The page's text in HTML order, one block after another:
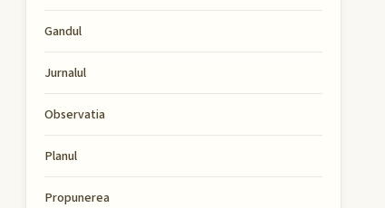
Gandul
Jurnalul
Observatia
Planul
Propunerea